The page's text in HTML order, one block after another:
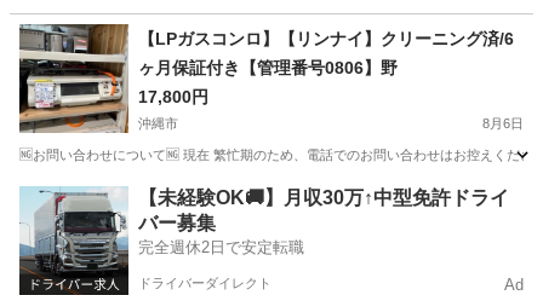
沖縄 中頭郡 浦添前田駅 家庭用品
【LPガスコンロ】【リンナイ】クリーニング済/6
ヶ月保証付き【管理番号0806】野
17,800円
沖縄市 8月6日
🆖お問い合わせについて🆖 現在 繁忙期のため、電話でのお問い合わせはお控えくだ
沖縄 沖縄市 調理器具 リンナイ
【未経験OK🚚】月収30万↑中型免許ドライ
バー募集
完全週休2日で安定転職
ドライバーダイレクト Ad